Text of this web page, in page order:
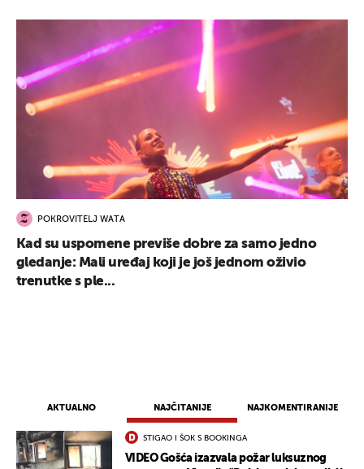
AKTUALNO NAJČITANIJE NAJKOMENTIRANIJE
STIGAO I ŠOK S BOOKINGA
VIDEO Gošća izazvala požar luksuznog
POKROVITELJ WATA
Kad su uspomene previše dobre za samo jedno
gledanje: Mali uređaj koji je još jednom oživio
trenutke s ple...